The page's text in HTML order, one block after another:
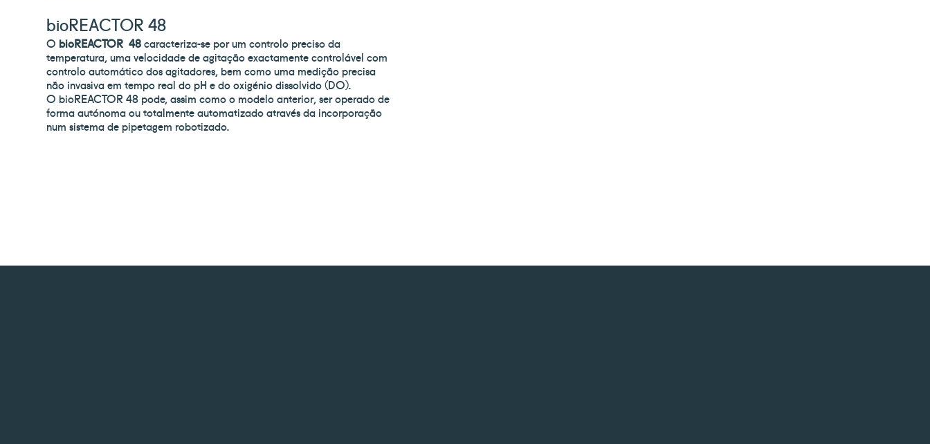
bioREACTOR 48
O bioREACTOR 48caracteriza-se por um controlo preciso da
temperatura, uma velocidade de agitação exactamente controlável com
controlo automático dos agitadores, bem como uma medição precisa
não invasiva em tempo real do pH e do oxigénio dissolvido (DO).
O bioREACTOR 48 pode, assim como o modelo anterior, ser operado de
forma autónoma ou totalmente automatizado através da incorporação
num sistema de pipetagem robotizado.
Quer trabalhar connosco?
Envie CV para rhumanos@paralab.pt